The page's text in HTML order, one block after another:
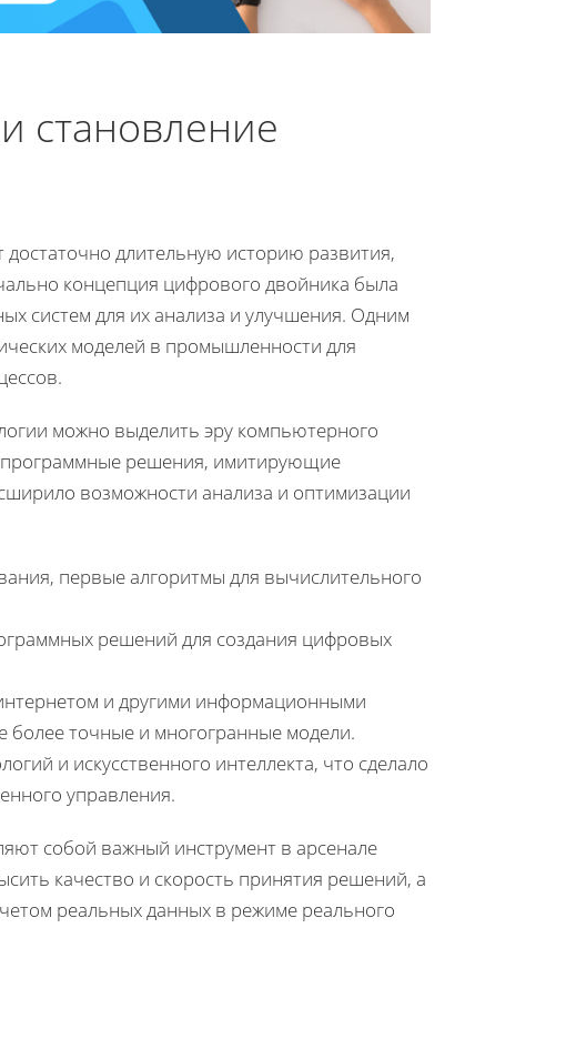
становление
длительную историю развития,
концепция цифрового двойника была
систем для их анализа и улучшения. Одним
моделей в промышленности для
можно выделить эру компьютерного
программные решения, имитирующие
возможности анализа и оптимизации
первые алгоритмы для вычислительного
решений для создания цифровых
и другими информационными
более точные и многогранные модели.
и искусственного интеллекта, что сделало
управления.
собой важный инструмент в арсенале
качество и скорость принятия решений, а
реальных данных в режиме реального